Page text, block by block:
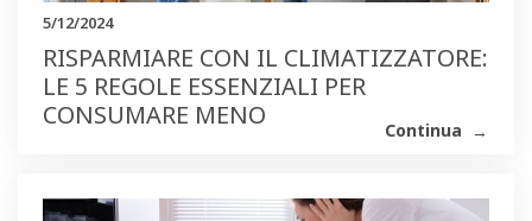
5/12/2024
RISPARMIARE CON IL CLIMATIZZATORE:
LE 5 REGOLE ESSENZIALI PER
CONSUMARE MENO
Continua